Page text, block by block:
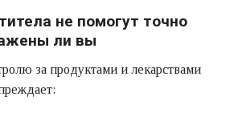
не помогут точно
ли вы
за продуктами и лекарствами